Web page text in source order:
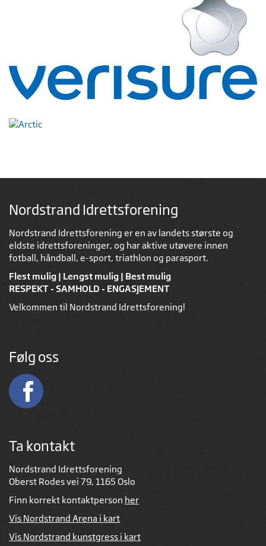
Nordstrand Idrettsforening
Nordstrand Idrettsforening er en av landets største og
eldste idrettsforeninger, og har aktive utøvere innen
fotball, håndball, e-sport, triathlon og parasport.
Flest mulig | Lengst mulig | Best mulig
RESPEKT - SAMHOLD - ENGASJEMENT
Velkommen til Nordstrand Idrettsforening!
Følg oss
Ta kontakt
Nordstrand Idrettsforening
Oberst Rodes vei 79, 1165 Oslo
Finn korrekt kontaktperson her
Vis Nordstrand Arena i kart
Vis Nordstrand kunstgress i kart